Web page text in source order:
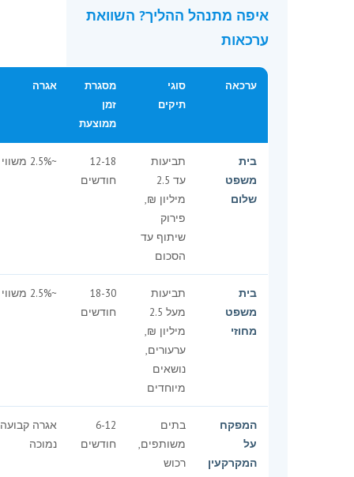
איפה מתנהל ההליך? השוואת
ערכאות
ערכאה
סוגי
תיקים
מסגרת
זמן
ממוצעת
אגרה
בית
משפט
שלום
תביעות
עד 2.5
מיליון ₪,
פירוק
שיתוף עד
הסכום
12-18
חודשים
~2.5% משווי
בית
משפט
מחוזי
תביעות
מעל 2.5
מיליון ₪,
ערעורים,
נושאים
מיוחדים
18-30
חודשים
~2.5% משווי
המפקח
על
המקרקעין
בתים
משותפים,
רכוש
6-12
חודשים
אגרה קבועה
נמוכה